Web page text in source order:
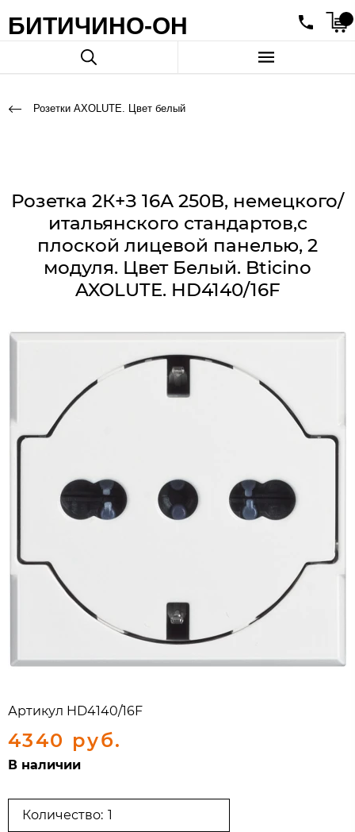
БИТИЧИНО-ОН
Розетки AXOLUTE. Цвет белый
Розетка 2К+З 16А 250В, немецкого/
итальянского стандартов,с
плоской лицевой панелью, 2
модуля. Цвет Белый. Bticino
AXOLUTE. HD4140/16F
Артикул HD4140/16F
4340 руб.
В наличии
Количество: